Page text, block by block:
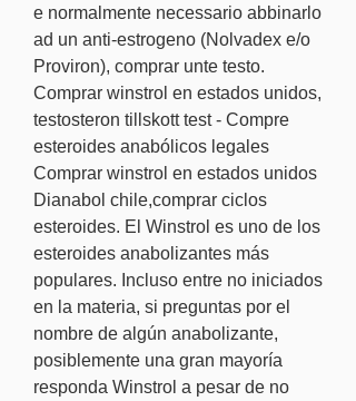
e normalmente necessario abbinarlo
ad un anti-estrogeno (Nolvadex e/o
Proviron), comprar unte testo.
Comprar winstrol en estados unidos,
testosteron tillskott test - Compre
esteroides anabólicos legales
Comprar winstrol en estados unidos
Dianabol chile,comprar ciclos
esteroides. El Winstrol es uno de los
esteroides anabolizantes más
populares. Incluso entre no iniciados
en la materia, si preguntas por el
nombre de algún anabolizante,
posiblemente una gran mayoría
responda Winstrol a pesar de no